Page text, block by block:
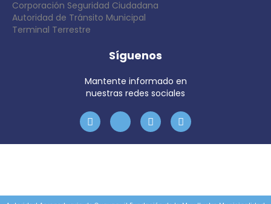
Corporación Seguridad Ciudadana
Autoridad de Tránsito Municipal
Terminal Terrestre
Síguenos
Mantente informado en
nuestras redes sociales